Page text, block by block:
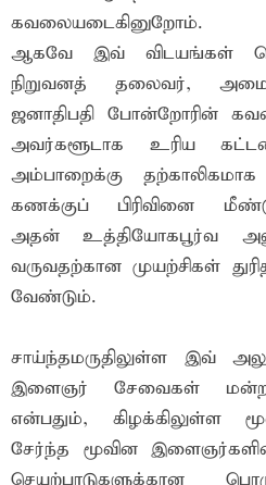
கவலையடைகினுறோம்.
ஆகவே இவ் விடயங்கள்
நிறுவனத் தலைவர்,
ஜனாதிபதி போன்றோரின்
அவர்களூடாக உரிய
அம்பாறைக்கு
கணக்குப் பிரிவினை
அதன் உத்தியோகபூர்வ
வருவதற்கான முயற்சிகள்
வேண்டும்.
சாய்ந்தமருதிலுள்ள இவ்
இளைஞர் சேவைகள்
என்பதும், கிழக்கிலுள்ள
சேர்ந்த மூவின
செயற்பாடுகளுக்கான